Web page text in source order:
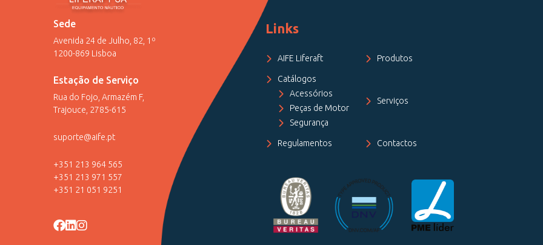
Sede
Avenida 24 de Julho, 82, 1º
1200-869 Lisboa
Estação de Serviço
Rua do Fojo, Armazém F,
Trajouce, 2785-615
suporte@aife.pt
+351 213 964 565
+351 213 971 557
+351 21 051 9251
Links
AIFE Liferaft Produtos
Catálogos
Acessórios
Peças de Motor
Segurança
Serviços
Regulamentos Contactos